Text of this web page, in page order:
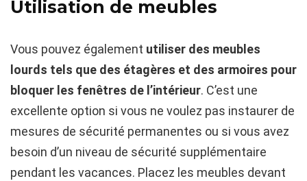
Utilisation de meubles
Vous pouvez également utiliser des meubles
lourds tels que des étagères et des armoires pour
bloquer les fenêtres de l’intérieur. C’est une
excellente option si vous ne voulez pas instaurer de
mesures de sécurité permanentes ou si vous avez
besoin d’un niveau de sécurité supplémentaire
pendant les vacances. Placez les meubles devant